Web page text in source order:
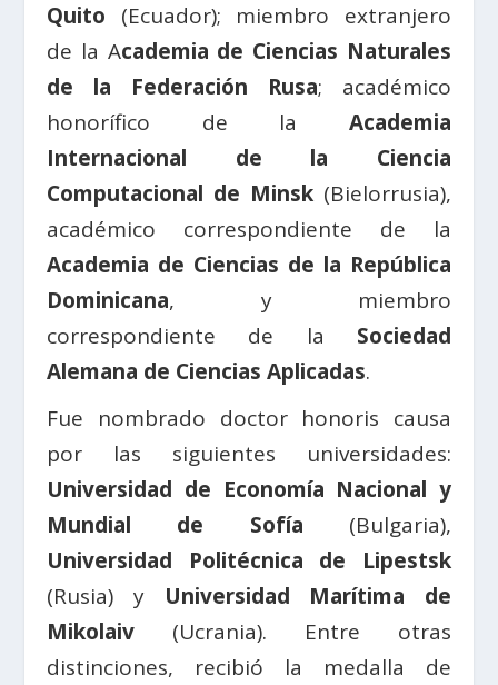
Quito (Ecuador); miembro extranjero
de la Academia de Ciencias Naturales
de la Federación Rusa; académico
honorífico de la Academia
Internacional de la Ciencia
Computacional de Minsk(Bielorrusia),
académico correspondiente de la
Academia de Ciencias de la República
Dominicana, y miembro
correspondiente de la Sociedad
Alemana de Ciencias Aplicadas.
Fue nombrado doctor honoris causa
por las siguientes universidades:
Universidad de Economía Nacional y
Mundial de Sofía (Bulgaria),
Universidad Politécnica de Lipestsk
(Rusia) y Universidad Marítima de
Mikolaiv (Ucrania). Entre otras
distinciones, recibió la medalla de